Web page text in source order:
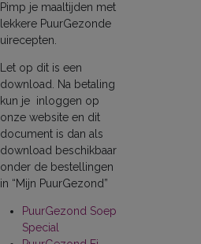
Pimp je maaltijden met
lekkere PuurGezonde
uirecepten.
Let op dit is een
download. Na betaling
kun je inloggen op
onze website en dit
document is dan als
download beschikbaar
onder de bestellingen
in “Mijn PuurGezond”
PuurGezond Soep
Special